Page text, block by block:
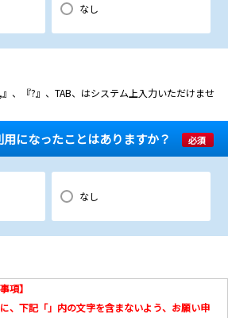
なし
、『?』、TAB、はシステム上入力いただけませ
になったことはありますか？ 必須
なし
項】
下記「」内の文字を含まないよう、お願い申